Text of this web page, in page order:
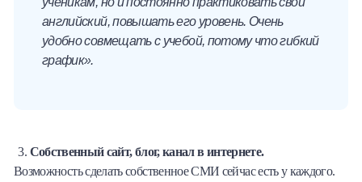
английский, повышать его уровень. Очень
удобно совмещать с учебой, потому что гибкий
график».
Собственный сайт, блог, канал в интернете.
Возможность сделать собственное СМИ сейчас есть у каждого.